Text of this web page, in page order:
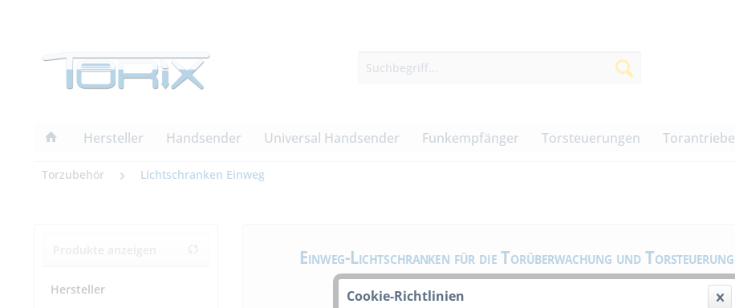
Hersteller Handsender Universal Handsender Funkempfänger Torsteuerungen Torantriebe
Torzubehör Lichtschranken Einweg
Hersteller
Einweg-Lichtschranken für die Torüberwachung und Torsteuerung
Einsatz der Lichtschranken für unterschiedliche Torarten
Cookie-Richtlinien